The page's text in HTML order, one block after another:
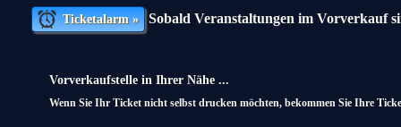
Ticketalarm » Sobald Veranstaltungen im Vorverkauf
Vorverkaufstelle in Ihrer Nähe ...
Wenn Sie Ihr Ticket nicht selbst drucken möchten, bekommen Sie Ihre